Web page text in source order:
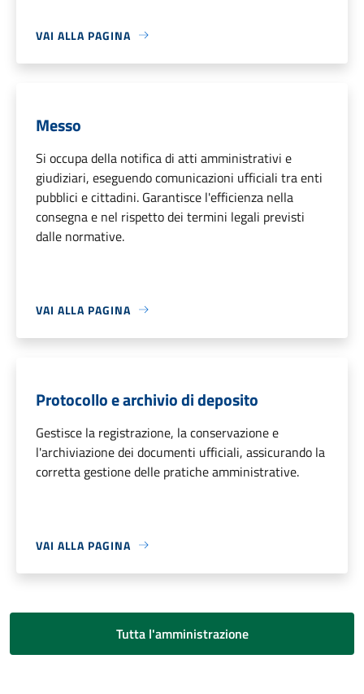
VAI ALLA PAGINA
Messo
Si occupa della notifica di atti amministrativi e
giudiziari, eseguendo comunicazioni ufficiali tra enti
pubblici e cittadini. Garantisce l'efficienza nella
consegna e nel rispetto dei termini legali previsti
dalle normative.
VAI ALLA PAGINA
Protocollo e archivio di deposito
Gestisce la registrazione, la conservazione e
l'archiviazione dei documenti ufficiali, assicurando la
corretta gestione delle pratiche amministrative.
VAI ALLA PAGINA
Tutta l'amministrazione